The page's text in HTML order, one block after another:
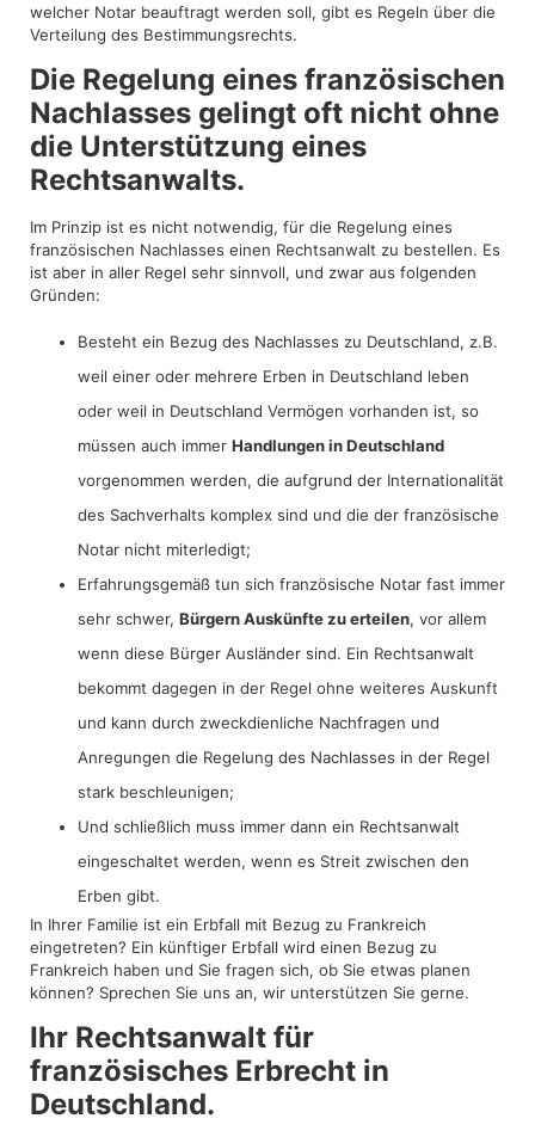
welcher Notar beauftragt werden soll, gibt es Regeln über die
Verteilung des Bestimmungsrechts.
Die Regelung eines französischen
Nachlasses gelingt oft nicht ohne
die Unterstützung eines
Rechtsanwalts.
Im Prinzip ist es nicht notwendig, für die Regelung eines
französischen Nachlasses einen Rechtsanwalt zu bestellen. Es
ist aber in aller Regel sehr sinnvoll, und zwar aus folgenden
Gründen:
Besteht ein Bezug des Nachlasses zu Deutschland, z.B.
weil einer oder mehrere Erben in Deutschland leben
oder weil in Deutschland Vermögen vorhanden ist, so
müssen auch immer Handlungen in Deutschland
vorgenommen werden, die aufgrund der Internationalität
des Sachverhalts komplex sind und die der französische
Notar nicht miterledigt;
Erfahrungsgemäß tun sich französische Notar fast immer
sehr schwer, Bürgern Auskünfte zu erteilen, vor allem
wenn diese Bürger Ausländer sind. Ein Rechtsanwalt
bekommt dagegen in der Regel ohne weiteres Auskunft
und kann durch zweckdienliche Nachfragen und
Anregungen die Regelung des Nachlasses in der Regel
stark beschleunigen;
Und schließlich muss immer dann ein Rechtsanwalt
eingeschaltet werden, wenn es Streit zwischen den
Erben gibt.
In Ihrer Familie ist ein Erbfall mit Bezug zu Frankreich
eingetreten? Ein künftiger Erbfall wird einen Bezug zu
Frankreich haben und Sie fragen sich, ob Sie etwas planen
können? Sprechen Sie uns an, wir unterstützen Sie gerne.
Ihr Rechtsanwalt für
französisches Erbrecht in
Deutschland.